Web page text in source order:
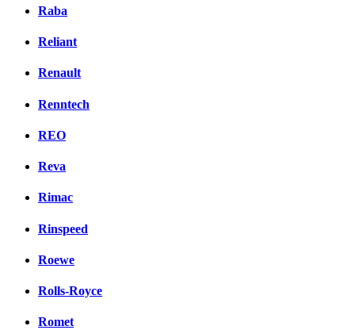
Raba
Reliant
Renault
Renntech
REO
Reva
Rimac
Rinspeed
Roewe
Rolls-Royce
Romet